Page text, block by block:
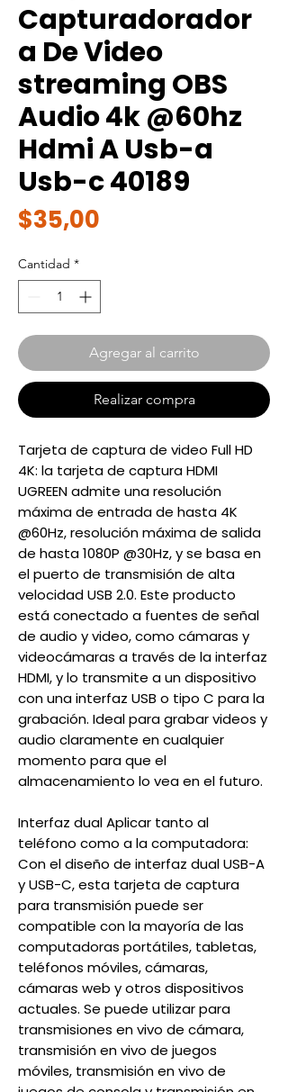
Capturadorador
a De Video
streaming OBS
Audio 4k @60hz
Hdmi A Usb-a
Usb-c 40189
$35,00
Cantidad *
Agregar al carrito
Realizar compra
Tarjeta de captura de video Full HD
4K: la tarjeta de captura HDMI
UGREEN admite una resolución
máxima de entrada de hasta 4K
@60Hz, resolución máxima de salida
de hasta 1080P @30Hz, y se basa en
el puerto de transmisión de alta
velocidad USB 2.0. Este producto
está conectado a fuentes de señal
de audio y video, como cámaras y
videocámaras a través de la interfaz
HDMI, y lo transmite a un dispositivo
con una interfaz USB o tipo C para la
grabación. Ideal para grabar videos y
audio claramente en cualquier
momento para que el
almacenamiento lo vea en el futuro.
Interfaz dual Aplicar tanto al
teléfono como a la computadora:
Con el diseño de interfaz dual USB-A
y USB-C, esta tarjeta de captura
para transmisión puede ser
compatible con la mayoría de las
computadoras portátiles, tabletas,
teléfonos móviles, cámaras,
cámaras web y otros dispositivos
actuales. Se puede utilizar para
transmisiones en vivo de cámara,
transmisión en vivo de juegos
móviles, transmisión en vivo de